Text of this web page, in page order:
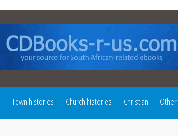
Town histories Church histories Christian Other